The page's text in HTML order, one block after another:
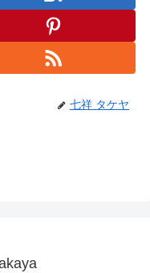
七祥 タケヤ